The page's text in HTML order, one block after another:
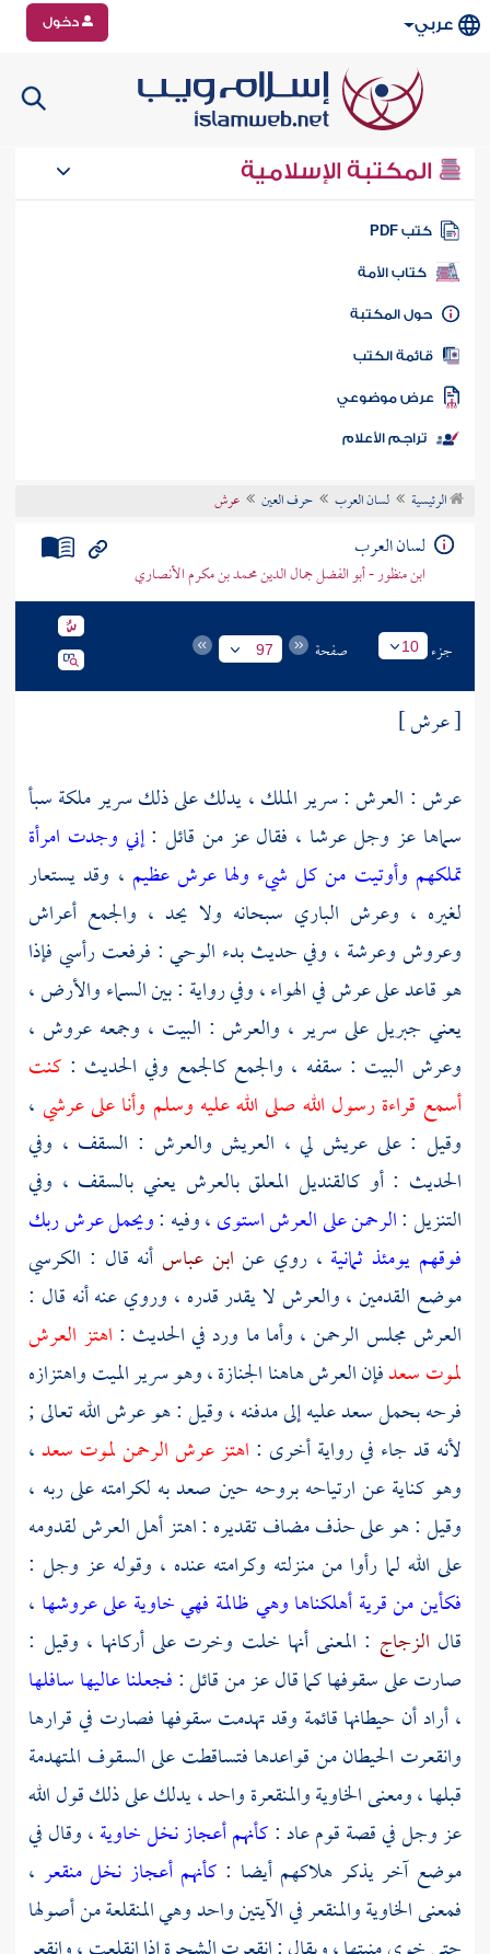
عربي دخول
المكتبة الإسلامية
كتب PDF
كتاب الأمة
المكتبة
الكتب
موضوعي
تراجم الأعلام
الرئيسية لسان العرب حرف العين عرش
لسان العرب
ابن منظور - أبو الفضل جمال الدين محمد بن مكرم الأنصاري
جزء 10 صفحة 97
[ عرش ]
عرش : العرش : سرير الملك ، يدلك على ذلك سرير ملكةسبأ
سماها عز وجل عرشا ، فقال عز من قائل :إني وجدت امرأة
تملكهم وأوتيت من كل شيء ولها عرش عظيم ، وقد يستعار
لغيره ، وعرش الباري سبحانه ولا يحد ، والجمع أعراش
وعروش وعرشة ، وفي حديث بدء الوحي : فرفعت رأسي فإذا
هو قاعد على عرش في الهواء ، وفي رواية : بين السماء والأرض ،
يعني جبريلعلى سرير ، والعرش : البيت ، وجمعه عروش ،
وعرش البيت : سقفه ، والجمع كالجمع وفي الحديث : كنت
أسمع قراءة رسول الله صلى الله عليه وسلم وأنا على عرشي ،
وقيل : على عريش لي ، العريش والعرش : السقف ، وفي
الحديث : أو كالقنديل المعلق بالعرش يعني بالسقف ، وفي
التنزيل :الرحمن على العرش استوى، وفيه :ويحمل عرش ربك
فوقهم يومئذ ثمانية ، روي عن ابن عباس أنه قال : الكرسي
موضع القدمين ، والعرش لا يقدر قدره ، وروي عنه أنه قال :
العرش مجلس الرحمن ، وأما ما ورد في الحديث : اهتز العرش
لموتسعدفإن العرش هاهنا الجنازة ، وهو سرير الميت واهتزازه
فرحه بحملسعدعليه إلى مدفنه ، وقيل : هو عرش الله تعالى ;
لأنه قد جاء في رواية أخرى : اهتز عرش الرحمن لموت سعد،
وهو كناية عن ارتياحه بروحه حين صعد به لكرامته على ربه ،
وقيل : هو على حذف مضاف تقديره : اهتز أهل العرش لقدومه
على الله لما رأوا من منزلته وكرامته عنده ، وقوله عز وجل :
فكأين من قرية أهلكناها وهي ظالمة فهي خاوية على عروشها ،
قال الزجاج : المعنى أنها خلت وخرت على أركانها ، وقيل :
صارت على سقوفها كما قال عز من قائل :فجعلنا عاليها سافلها
، أراد أن حيطانها قائمة وقد تهدمت سقوفها فصارت في قرارها
وانقعرت الحيطان من قواعدها فتساقطت على السقوف المتهدمة
قبلها ، ومعنى الخاوية والمنقعرة واحد ، يدلك على ذلك قول الله
عز وجل في قصة قومعاد:كأنهم أعجاز نخل خاوية، وقال في
موضع آخر يذكر هلاكهم أيضا : كأنهم أعجاز نخل منقعر ،
فمعنى الخاوية والمنقعر في الآيتين واحد وهي المنقلعة من أصولها